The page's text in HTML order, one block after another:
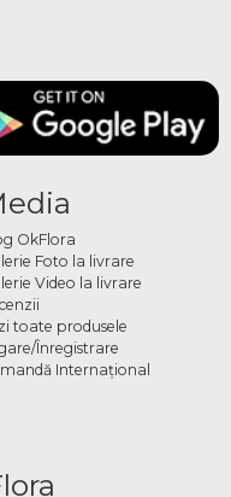
OkFlora
Foto la livrare
Video la livrare
toate produsele
Înregistrare
Internațional